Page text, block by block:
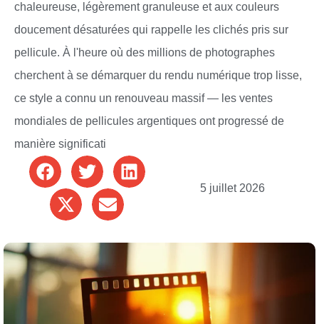
chaleureuse, légèrement granuleuse et aux couleurs
doucement désaturées qui rappelle les clichés pris sur
pellicule. À l'heure où des millions de photographes
cherchent à se démarquer du rendu numérique trop lisse,
ce style a connu un renouveau massif — les ventes
mondiales de pellicules argentiques ont progressé de
manière significati
5 juillet 2026